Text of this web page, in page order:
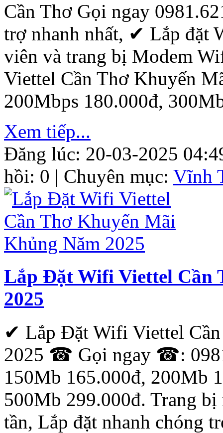
Cần Thơ Gọi ngay
trợ nhanh nhất, ✔ ‎Lắp đặt
viên và trang bị Modem
Viettel Cần Thơ Khuyến
200Mbps 180.000đ,
Xem tiếp...
Đăng lúc: 20-03-2025
hồi: 0 | Chuyên mục: Vĩnh
Lắp Đặt Wifi Viettel Cần
2025
✔ Lắp Đặt Wifi Viettel
2025 ☎ Gọi ngay ☎:
150Mb 165.000đ, 200Mb
500Mb 299.000đ. Trang
tần, Lắp đặt nhanh chóng